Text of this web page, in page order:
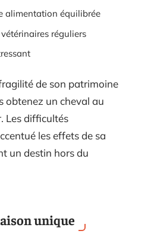
alimentation équilibrée
réguliers
de son patrimoine
obtenez un cheval au
Les difficultés
les effets de sa
un destin hors du
unique